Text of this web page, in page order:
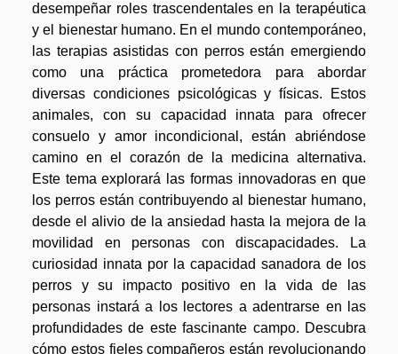
desempeñar roles trascendentales en la terapéutica
y el bienestar humano. En el mundo contemporáneo,
las terapias asistidas con perros están emergiendo
como una práctica prometedora para abordar
diversas condiciones psicológicas y físicas. Estos
animales, con su capacidad innata para ofrecer
consuelo y amor incondicional, están abriéndose
camino en el corazón de la medicina alternativa.
Este tema explorará las formas innovadoras en que
los perros están contribuyendo al bienestar humano,
desde el alivio de la ansiedad hasta la mejora de la
movilidad en personas con discapacidades. La
curiosidad innata por la capacidad sanadora de los
perros y su impacto positivo en la vida de las
personas instará a los lectores a adentrarse en las
profundidades de este fascinante campo. Descubra
cómo estos fieles compañeros están revolucionando